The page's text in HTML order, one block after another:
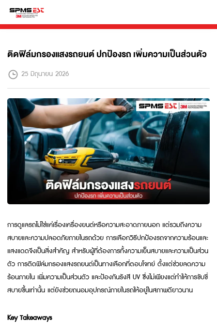
ติดฟิล์มกรองแสงรถยนต์ ปกป้องรถ เพิ่มความเป็นส่วนตัว
25 มิถุนายน 2026
การดูแลรถไม่ใช่แค่เรื่องเครื่องยนต์หรือความสะอาดภายนอก แต่รวมถึงความ
สบายและความปลอดภัยภายในรถด้วย การเลือกวิธีปกป้องรถจากความร้อนและ
แสงแดดจึงเป็นสิ่งสำคัญ สำหรับผู้ที่ต้องการทั้งความเย็นสบายและความเป็นส่วน
ตัว การติดฟิล์มกรองแสงรถยนต์เป็นทางเลือกที่ตอบโจทย์ ตั้งแต่ช่วยลดความ
ร้อนภายใน เพิ่มความเป็นส่วนตัว และป้องกันรังสี UV ซึ่งไม่เพียงแต่ทำให้การขับขี่
สบายขึ้นเท่านั้น แต่ยังช่วยถนอมอุปกรณ์ภายในรถให้อยู่ในสภาพดียาวนาน
Key Takeaways